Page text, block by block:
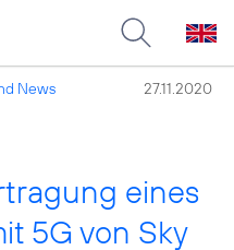
News 27.11.2020
eines
5G von Sky